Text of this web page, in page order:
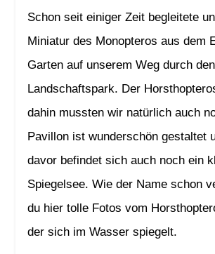
Schon seit einiger Zeit begleitete
Miniatur des Monopteros aus dem
Garten auf unserem Weg durch
Landschaftspark. Der
dahin mussten wir natürlich auch
Pavillon ist wunderschön gestaltet
davor befindet sich auch noch ein
Spiegelsee. Wie der Name schon
du hier tolle Fotos vom
der sich im Wasser spiegelt.